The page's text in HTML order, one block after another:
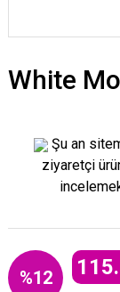
White
Şu an
ziyaretçi
%12